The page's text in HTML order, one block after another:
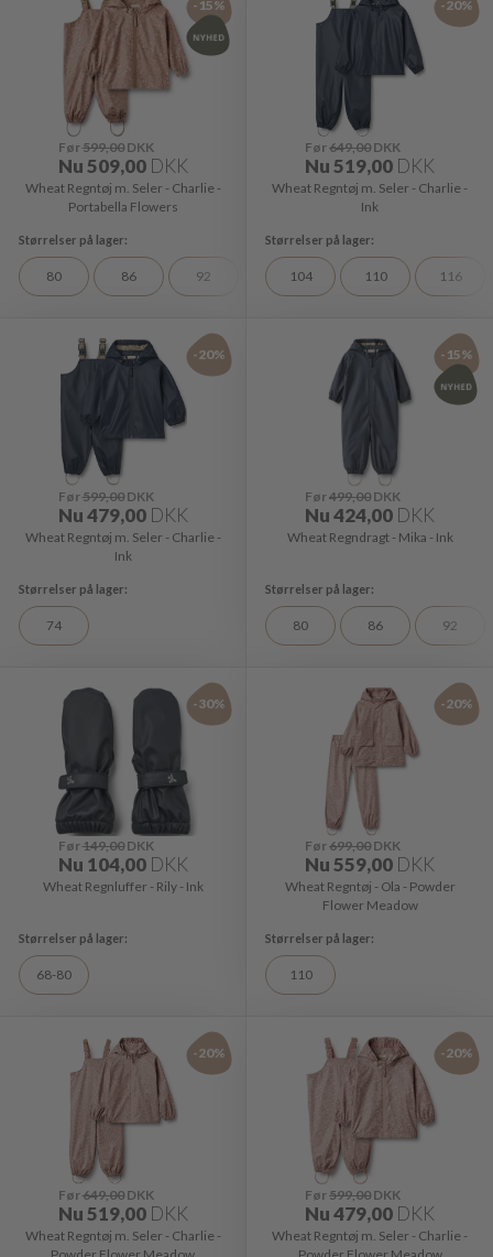
-15%
Før599,00DKK
Nu509,00 DKK
Wheat Regntøj m. Seler - Charlie -
Portabella Flowers
80 86 92
-20%
Før649,00 DKK
Nu519,00 DKK
Wheat Regntøj m. Seler - Charlie -
Ink
104 110 116
-20%
Før599,00DKK
Nu479,00 DKK
Wheat Regntøj m. Seler - Charlie -
Ink
74
-15%
Før499,00 DKK
Nu424,00 DKK
Wheat Regndragt - Mika - Ink
80 86 92
-30%
Før149,00DKK
Nu 104,00 DKK
Wheat Regnluffer - Rily - Ink
68-80
-20%
Før699,00 DKK
Nu559,00 DKK
Wheat Regntøj - Ola - Powder
Flower Meadow
110
-20%
Før649,00DKK
Nu519,00 DKK
Wheat Regntøj m. Seler - Charlie -
-20%
Før599,00 DKK
Nu479,00 DKK
Wheat Regntøj m. Seler - Charlie -